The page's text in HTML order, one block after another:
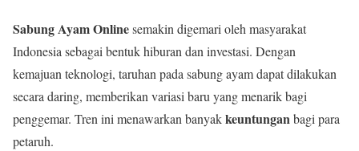
Sabung Ayam Onlinesemakin digemari oleh masyarakat
Indonesia sebagai bentuk hiburan dan investasi. Dengan
kemajuan teknologi, taruhan pada sabung ayam dapat dilakukan
secara daring, memberikan variasi baru yang menarik bagi
penggemar. Tren ini menawarkan banyakkeuntunganbagi para
petaruh.